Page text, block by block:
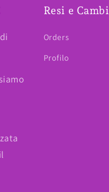
Resi e Cambi
Orders
Profilo